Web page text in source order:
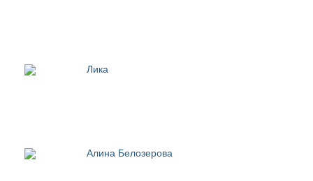
Лика
Алина Белозерова